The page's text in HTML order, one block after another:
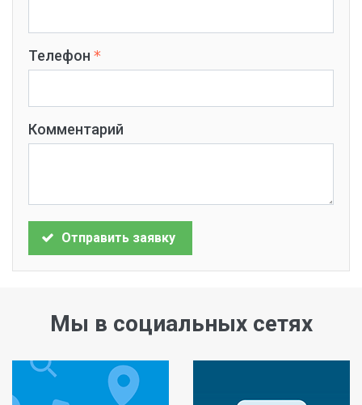
Телефон
Комментарий
Отправить заявку
Мы в социальных сетях